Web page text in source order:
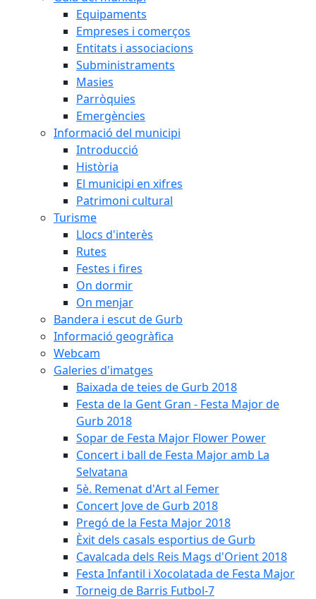
Equipaments
Empreses i comerços
Entitats i associacions
Subministraments
Masies
Parròquies
Emergències
Informació del municipi
Introducció
Història
El municipi en xifres
Patrimoni cultural
Turisme
Llocs d'interès
Rutes
Festes i fires
On dormir
On menjar
Bandera i escut de Gurb
Informació geogràfica
Webcam
Galeries d'imatges
Baixada de teies de Gurb 2018
Festa de la Gent Gran - Festa Major de
Gurb 2018
Sopar de Festa Major Flower Power
Concert i ball de Festa Major amb La
Selvatana
5è. Remenat d'Art al Femer
Concert Jove de Gurb 2018
Pregó de la Festa Major 2018
Èxit dels casals esportius de Gurb
Cavalcada dels Reis Mags d'Orient 2018
Festa Infantil i Xocolatada de Festa Major
Torneig de Barris Futbol-7